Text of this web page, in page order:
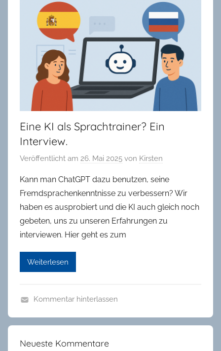
Oldenburg
Eine KI als Sprachtrainer? Ein
Interview.
Veröffentlicht am 26. Mai 2025 von Kirsten
Kann man ChatGPT dazu benutzen, seine
Fremdsprachenkenntnisse zu verbessern? Wir
haben es ausprobiert und die KI auch gleich noch
gebeten, uns zu unseren Erfahrungen zu
interviewen. Hier geht es zum
Weiterlesen
I
Kommentar hinterlassen
Neueste Kommentare